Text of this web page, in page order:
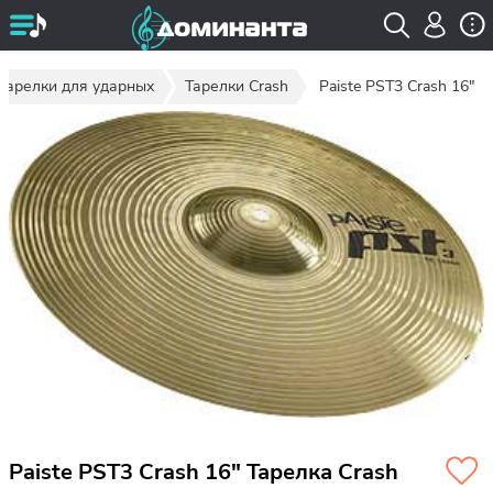
для ударных Тарелки Crash Paiste PST3 Crash 16"
Paiste PST3 Crash 16" Тарелка Crash